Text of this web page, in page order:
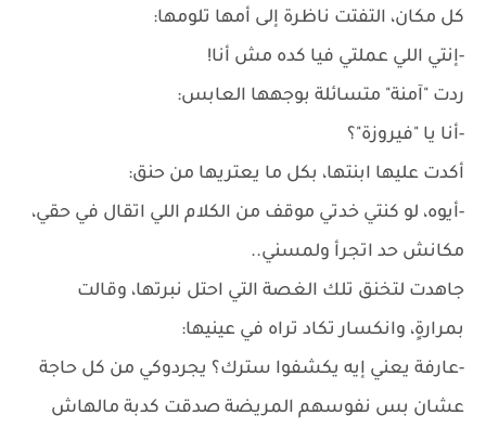
كل مكان، التفتت ناظرة إلى أمها تلومها:
-إنتي اللي عملتي فيا كده مش أنا!
ردت "آمنة" متسائلة بوجهها العابس:
-أنا يا "فيروزة"؟
أكدت عليها ابنتها، بكل ما يعتريها من حنق:
-أيوه، لو كنتي خدتي موقف من الكلام اللي اتقال في حقي،
مكانش حد اتجرأ ولمسني..
جاهدت لتخنق تلك الغصة التي احتل نبرتها، وقالت
بمرارةٍ، وانكسار تكاد تراه في عينيها:
-عارفة يعني إيه يكشفوا سترك؟ يجردوكي من كل حاجة
عشان بس نفوسهم المريضة صدقت كدبة مالهاش